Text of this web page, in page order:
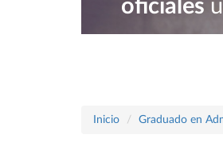
oficiales
Inicio Graduado en